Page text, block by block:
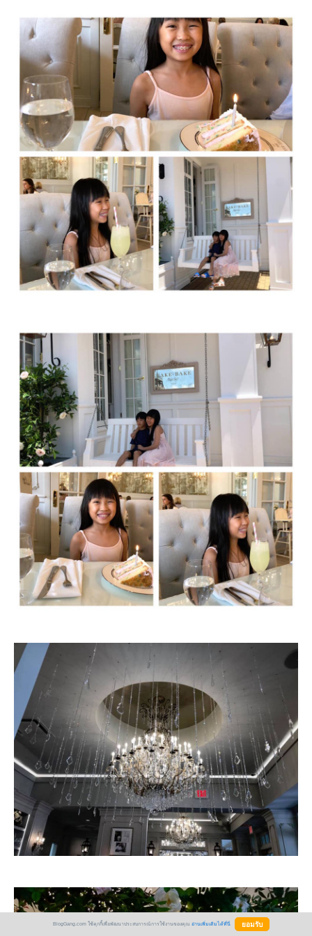
BlogGang.com ใช้คุกกี้เพื่อพัฒนาประสบการณ์การใช้งานของคุณ อ่านเพิ่มเติมได้ที่นี่